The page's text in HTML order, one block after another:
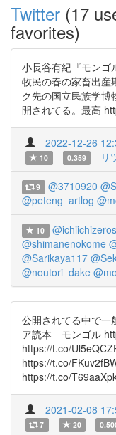
Twitter (17
favorites)
小長谷有紀『モンゴ
牧民の春の家畜出産
ク先の国立民族学博
開されてる。最高
2022-12-26
10
0.359 リ
9 @3710920
@peteng_artlog
10
@shimanenokome
@Sarikaya117
@noutori_dake
公開されてる中で一
ア読本 モンゴル
https://t.co/
https://t.co/
https://t.co/
2021-02-08
7 20